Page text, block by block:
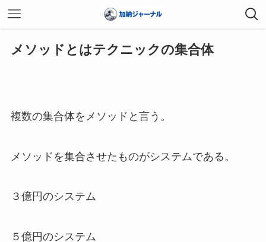
メソッドとはテクニックの集合体
複数の集合体をメソッドと言う。
メソッドを集合させたものがシステムである。
３億円のシステム
５億円のシステム